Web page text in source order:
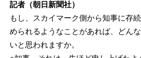
記者（朝日新聞社）
もし、スカイマーク側から知事に存
められるようなことがあれば、どん
いと思われますか。